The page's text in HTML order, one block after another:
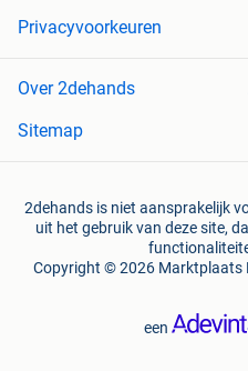
Privacyvoorkeuren
Over 2dehands
Sitemap
2dehands is niet aansprakelijk
uit het gebruik van deze site,
Copyright © 2026 Marktplaats
een